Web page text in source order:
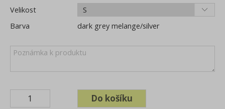
Velikost
Barva
dark grey melange/silver